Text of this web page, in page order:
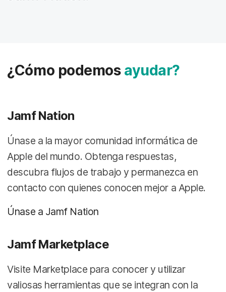
¿Cómo podemos ayudar?
Jamf Nation
Únase a la mayor comunidad informática de
Apple del mundo. Obtenga respuestas,
descubra flujos de trabajo y permanezca en
contacto con quienes conocen mejor a Apple.
Únase a Jamf Nation
Jamf Marketplace
Visite Marketplace para conocer y utilizar
valiosas herramientas que se integran con la